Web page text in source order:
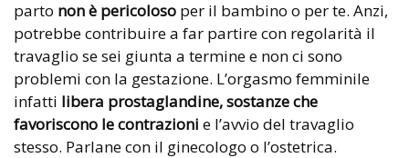
parto non è pericoloso per il bambino o per te. Anzi,
potrebbe contribuire a far partire con regolarità il
travaglio se sei giunta a termine e non ci sono
problemi con la gestazione. L’orgasmo femminile
infatti libera prostaglandine, sostanze che
favoriscono le contrazioni e l’avvio del travaglio
stesso. Parlane con il ginecologo o l’ostetrica.